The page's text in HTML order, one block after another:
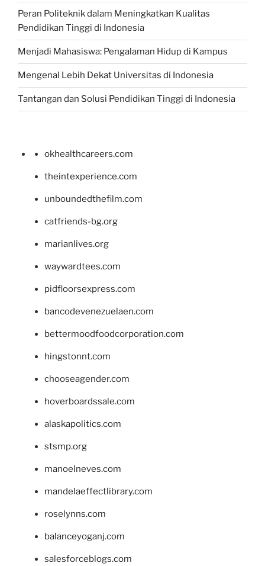
Peran Politeknik dalam Meningkatkan Kualitas
Pendidikan Tinggi di Indonesia
Menjadi Mahasiswa: Pengalaman Hidup di Kampus
Mengenal Lebih Dekat Universitas di Indonesia
Tantangan dan Solusi Pendidikan Tinggi di Indonesia
okhealthcareers.com
theintexperience.com
unboundedthefilm.com
catfriends-bg.org
marianlives.org
waywardtees.com
pidfloorsexpress.com
bancodevenezuelaen.com
bettermoodfoodcorporation.com
hingstonnt.com
chooseagender.com
hoverboardssale.com
alaskapolitics.com
stsmp.org
manoelneves.com
mandelaeffectlibrary.com
roselynns.com
balanceyoganj.com
salesforceblogs.com